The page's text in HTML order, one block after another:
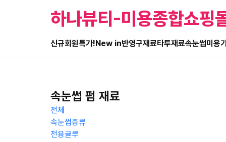
하나뷰티-미용종합쇼핑
신규회원특가!New in반영구재료타투재료속눈썹미용
속눈썹 펌 재료
전체
속눈썹종류
전용글루